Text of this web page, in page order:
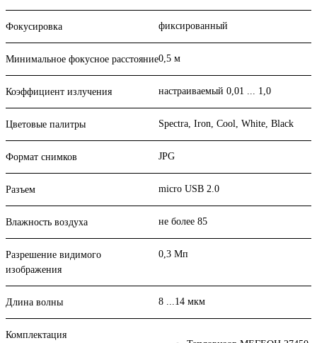
Фокусировка фиксированный
Минимальное фокусное расстояние0,5 м
Коэффициент излучения настраиваемый 0,01 ... 1,0
Цветовые палитры Spectra, Iron, Cool, White, Black
Формат снимков JPG
Разъем micro USB 2.0
Влажность воздуха не более 85
Разрешение видимого
изображения
0,3 Мп
Длина волны 8 ...14 мкм
Комплектация